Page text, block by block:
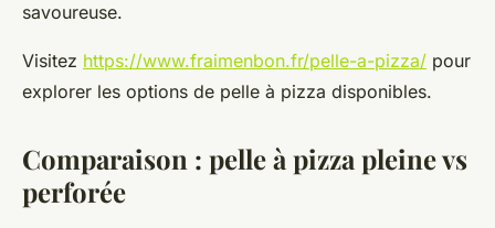
savoureuse.
Visitez https://www.fraimenbon.fr/pelle-a-pizza/ pour
explorer les options de pelle à pizza disponibles.
Comparaison : pelle à pizza pleine vs
perforée